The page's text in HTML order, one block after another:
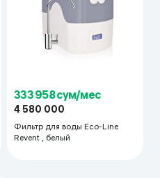
333 958 сум/мес
4 580 000
Фильтр для воды Eco-Line
Revent , белый